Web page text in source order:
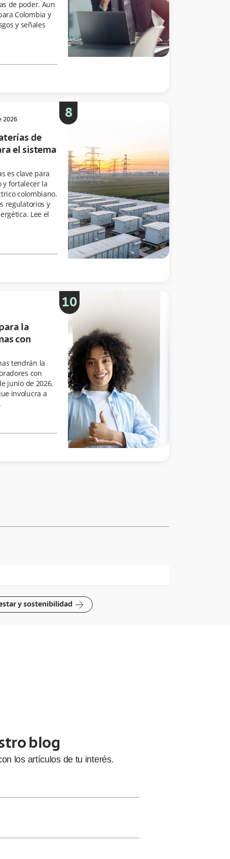
de poder. Aun
Colombia y
y señales
2026
de
el sistema
es clave para
fortalecer la
colombiano.
regulatorios y
Lee el
8
la
con
tendrán la
con
junio de 2026.
involucra a
10
y sostenibilidad arrow-right
blog
los artículos de tu interés.